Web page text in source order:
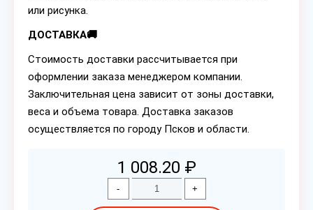
или рисунка.
ДОСТАВКА🚚
Стоимость доставки рассчитывается при
оформлении заказа менеджером компании.
Заключительная цена зависит от зоны доставки,
веса и объема товара. Доставка заказов
осуществляется по городу Псков и области.
1 008.20 ₽
- +